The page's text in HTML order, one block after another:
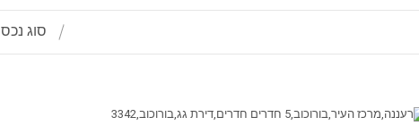
סוג נכס